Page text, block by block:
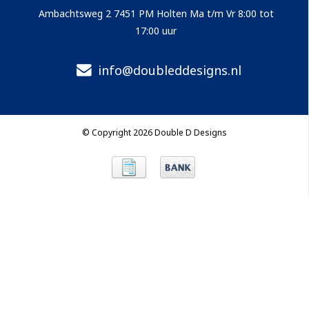
Ambachtsweg 2 7451 PM Holten Ma t/m Vr 8:00 tot
17:00 uur
info@doubleddesigns.nl
© Copyright 2026 Double D Designs